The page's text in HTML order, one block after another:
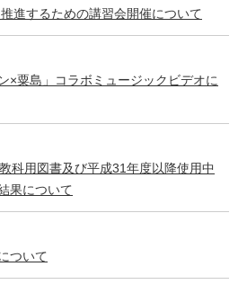
進するための講習会開催について
×粟島」コラボミュージックビデオに
科用図書及び平成31年度以降使用中
果について
ついて